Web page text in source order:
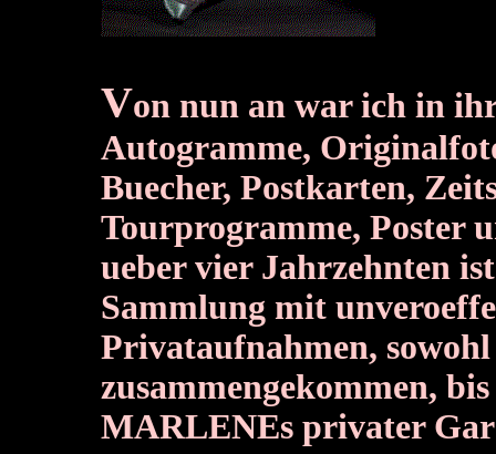
Von nun an war ich in
Autogramme,
Buecher, Postkarten,
Tourprogramme, Poster
ueber vier Jahrzehnten
Sammlung mit
Privataufnahmen,
zusammengekommen,
MARLENEs privater